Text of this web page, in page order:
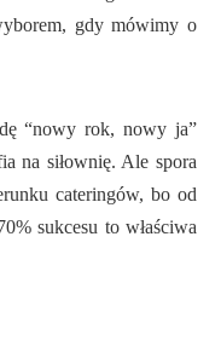
gdy mówimy o
“nowy rok, nowy ja”
na siłownię. Ale spora
cateringów, bo od
sukcesu to właściwa